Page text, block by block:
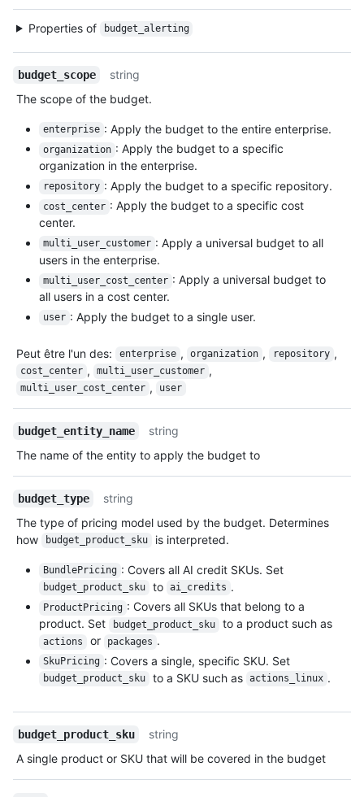
Properties of budget_alerting
budget_scope
string
The scope of the budget.
enterprise : Apply the budget to the entire enterprise.
organization : Apply the budget to a specific
organization in the enterprise.
repository : Apply the budget to a specific repository.
cost_center : Apply the budget to a specific cost
center.
multi_user_customer : Apply a universal budget to all
users in the enterprise.
multi_user_cost_center : Apply a universal budget to
all users in a cost center.
user : Apply the budget to a single user.
Peut être l'un des: enterprise , organization , repository ,
cost_center , multi_user_customer ,
multi_user_cost_center , user
budget_entity_name
string
The name of the entity to apply the budget to
budget_type
string
The type of pricing model used by the budget. Determines
how
budget_product_sku is interpreted.
BundlePricing : Covers all AI credit SKUs. Set
budget_product_sku to ai_credits .
ProductPricing : Covers all SKUs that belong to a
product. Set
budget_product_sku to a product such as
actions or packages .
SkuPricing : Covers a single, specific SKU. Set
budget_product_sku to a SKU such as actions_linux .
budget_product_sku
string
A single product or SKU that will be covered in the budget